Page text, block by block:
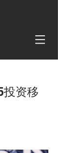
投资移